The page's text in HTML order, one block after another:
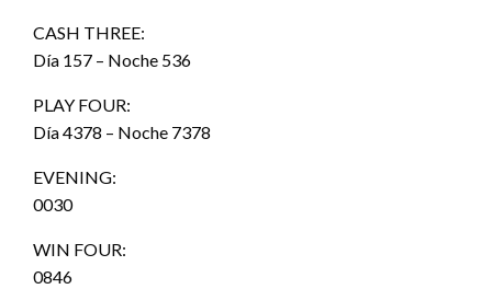
CASH THREE:
Día 157 – Noche 536
PLAY FOUR:
Día 4378 – Noche 7378
EVENING:
0030
WIN FOUR:
0846